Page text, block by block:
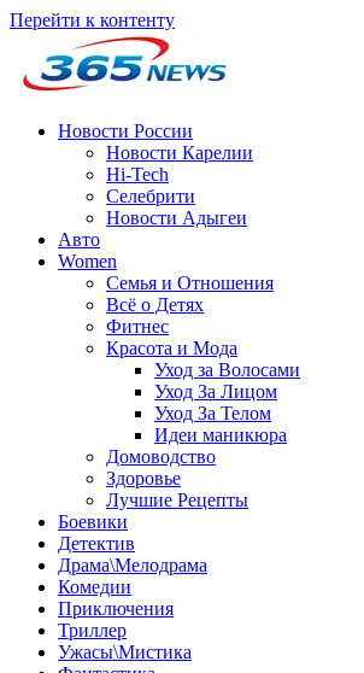
Перейти к контенту
Новости России
Новости Карелии
Hi-Tech
Селебрити
Новости Адыгеи
Авто
Women
Семья и Отношения
Всё о Детях
Фитнес
Красота и Мода
Уход за Волосами
Уход За Лицом
Уход За Телом
Идеи маникюра
Домоводство
Здоровье
Лучшие Рецепты
Боевики
Детектив
Драма\Мелодрама
Комедии
Приключения
Триллер
Ужасы\Мистика